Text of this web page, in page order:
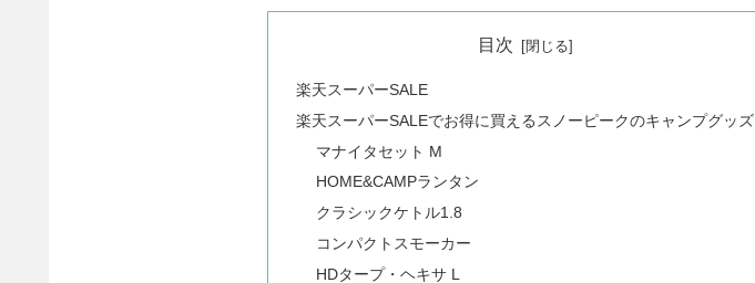
目次
楽天スーパーSALE
楽天スーパーSALEでお得に買えるスノーピークのキャンプグッズ
マナイタセット M
HOME&CAMPランタン
クラシックケトル1.8
コンパクトスモーカー
HDタープ・ヘキサ L